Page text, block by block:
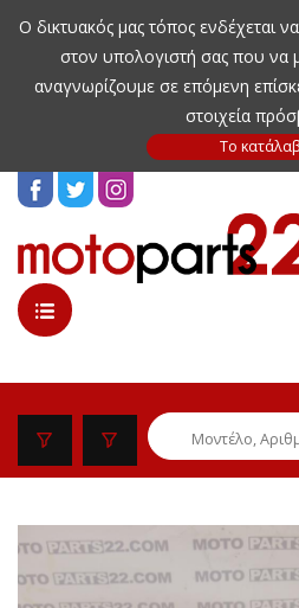
Ο δικτυακός μας τόπος ενδέχεται
στον υπολογιστή σας που να
αναγνωρίζουμε σε επόμενη
στοιχεία